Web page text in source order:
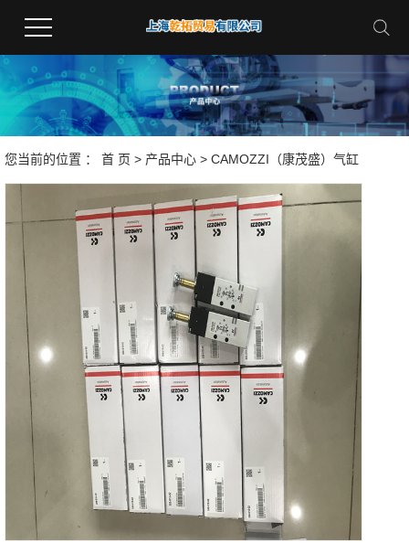
您当前的位置 ： 首 页 > 产品中心 > CAMOZZI（康茂盛）气缸